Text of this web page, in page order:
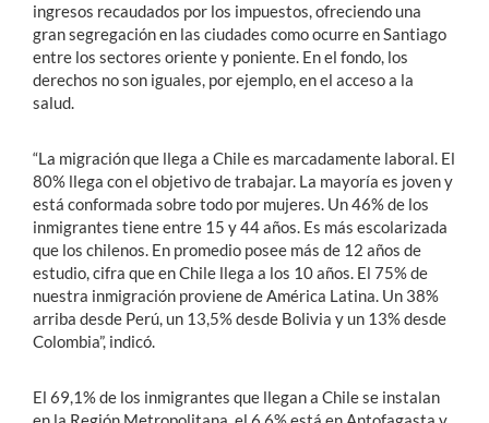
ingresos recaudados por los impuestos, ofreciendo una
gran segregación en las ciudades como ocurre en Santiago
entre los sectores oriente y poniente. En el fondo, los
derechos no son iguales, por ejemplo, en el acceso a la
salud.
“La migración que llega a Chile es marcadamente laboral. El
80% llega con el objetivo de trabajar. La mayoría es joven y
está conformada sobre todo por mujeres. Un 46% de los
inmigrantes tiene entre 15 y 44 años. Es más escolarizada
que los chilenos. En promedio posee más de 12 años de
estudio, cifra que en Chile llega a los 10 años. El 75% de
nuestra inmigración proviene de América Latina. Un 38%
arriba desde Perú, un 13,5% desde Bolivia y un 13% desde
Colombia”, indicó.
El 69,1% de los inmigrantes que llegan a Chile se instalan